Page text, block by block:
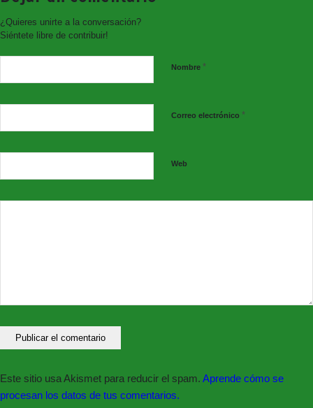
Síguenos en nuestras redes sociales:
¿Quieres unirte a la conversación?
Siéntete libre de contribuir!
Nombre *
Correo electrónico *
Web
Este sitio usa Akismet para reducir el spam. Aprende cómo se
procesan los datos de tus comentarios.